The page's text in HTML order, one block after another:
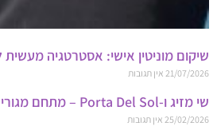
שיקום מוניטין אישי: אסטרטגיה
21/07/2026 אין תגובות
שי מזיג ו-Porta Del Sol – מתחם מגורים ונופש יוקרתי בלרנקה
25/02/2026 אין תגובות